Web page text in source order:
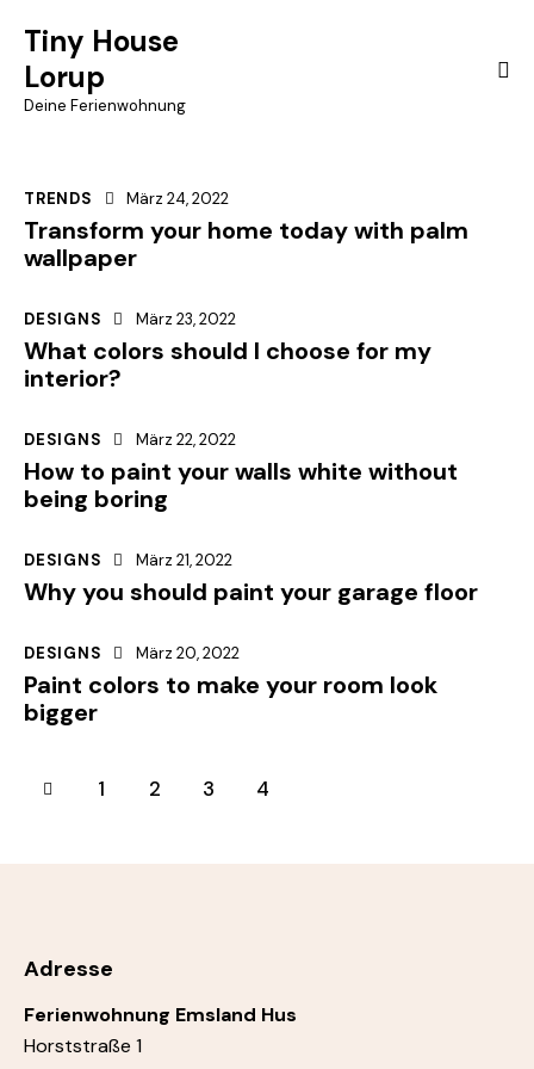
Tiny House
Lorup
Deine Ferienwohnung
TRENDS März 24, 2022
Transform your home today with palm
wallpaper
DESIGNS März 23, 2022
What colors should I choose for my
interior?
DESIGNS März 22, 2022
How to paint your walls white without
being boring
DESIGNS März 21, 2022
Why you should paint your garage floor
DESIGNS März 20, 2022
Paint colors to make your room look
bigger
1 2 3 4
Adresse
Ferienwohnung Emsland Hus
Horststraße 1